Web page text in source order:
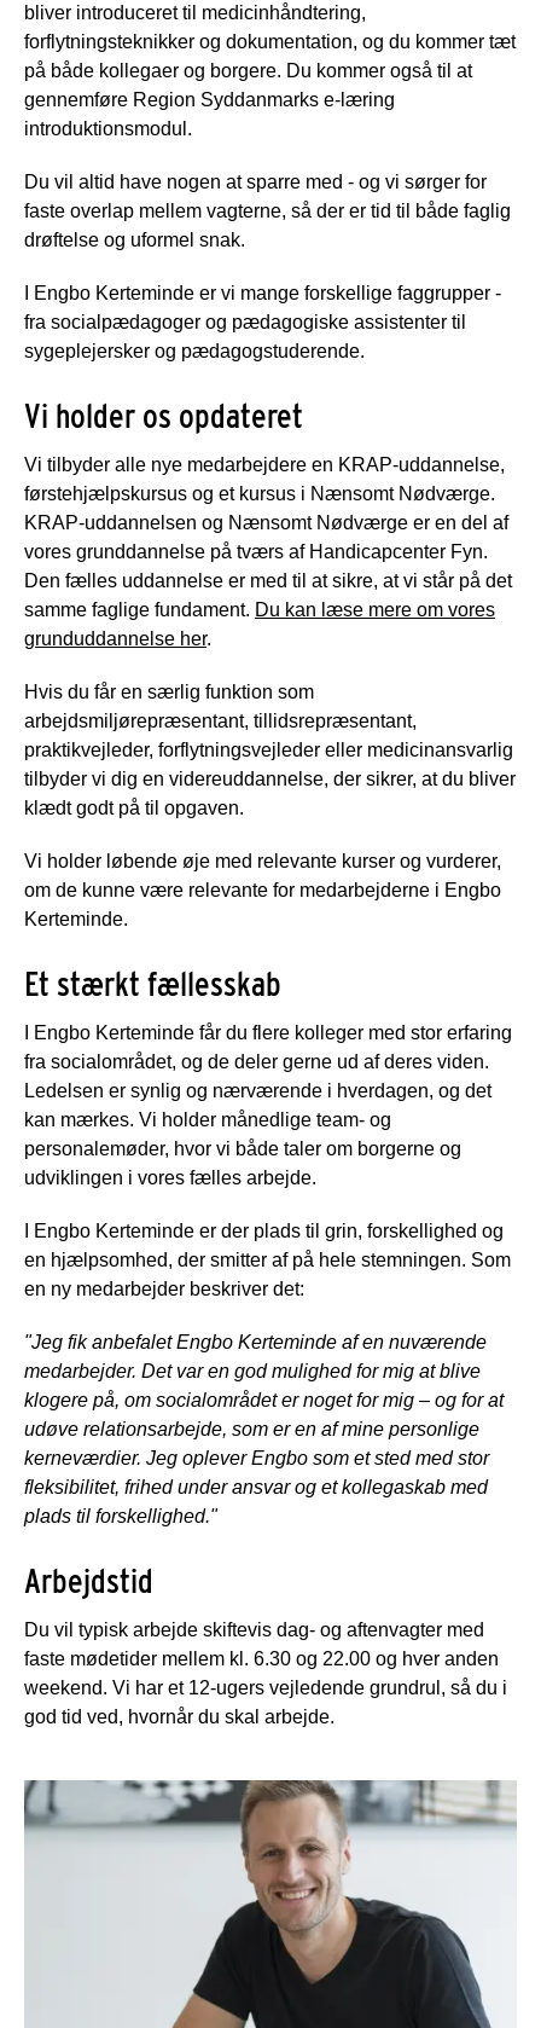
bliver introduceret til medicinhåndtering,
forflytningsteknikker og dokumentation, og du kommer tæt
på både kollegaer og borgere. Du kommer også til at
gennemføre Region Syddanmarks e-læring
introduktionsmodul.
Du vil altid have nogen at sparre med - og vi sørger for
faste overlap mellem vagterne, så der er tid til både faglig
drøftelse og uformel snak.
I Engbo Kerteminde er vi mange forskellige faggrupper -
fra socialpædagoger og pædagogiske assistenter til
sygeplejersker og pædagogstuderende.
Vi holder os opdateret
Vi tilbyder alle nye medarbejdere en KRAP-uddannelse,
førstehjælpskursus og et kursus i Nænsomt Nødværge.
KRAP-uddannelsen og Nænsomt Nødværge er en del af
vores grunddannelse på tværs af Handicapcenter Fyn.
Den fælles uddannelse er med til at sikre, at vi står på det
samme faglige fundament. Du kan læse mere om vores
grunduddannelse her.
Hvis du får en særlig funktion som
arbejdsmiljørepræsentant, tillidsrepræsentant,
praktikvejleder, forflytningsvejleder eller medicinansvarlig
tilbyder vi dig en videreuddannelse, der sikrer, at du bliver
klædt godt på til opgaven.
Vi holder løbende øje med relevante kurser og vurderer,
om de kunne være relevante for medarbejderne i Engbo
Kerteminde.
Et stærkt fællesskab
I Engbo Kerteminde får du flere kolleger med stor erfaring
fra socialområdet, og de deler gerne ud af deres viden.
Ledelsen er synlig og nærværende i hverdagen, og det
kan mærkes. Vi holder månedlige team- og
personalemøder, hvor vi både taler om borgerne og
udviklingen i vores fælles arbejde.
I Engbo Kerteminde er der plads til grin, forskellighed og
en hjælpsomhed, der smitter af på hele stemningen. Som
en ny medarbejder beskriver det:
"Jeg fik anbefalet Engbo Kerteminde af en nuværende
medarbejder. Det var en god mulighed for mig at blive
klogere på, om socialområdet er noget for mig – og for at
udøve relationsarbejde, som er en af mine personlige
kerneværdier. Jeg oplever Engbo som et sted med stor
fleksibilitet, frihed under ansvar og et kollegaskab med
plads til forskellighed."
Arbejdstid
Du vil typisk arbejde skiftevis dag- og aftenvagter med
faste mødetider mellem kl. 6.30 og 22.00 og hver anden
weekend. Vi har et 12-ugers vejledende grundrul, så du i
god tid ved, hvornår du skal arbejde.